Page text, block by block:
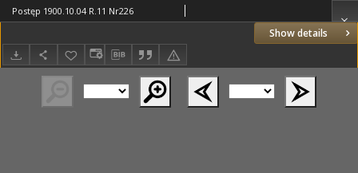
Show details
Postęp 1900.10.04 R.11 Nr226